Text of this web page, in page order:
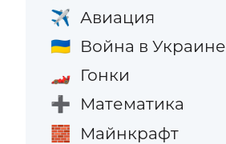
✈️ Авиация
🇺🇦 Война в Украине
🏎️ Гонки
➕ Математика
🧱 Майнкрафт